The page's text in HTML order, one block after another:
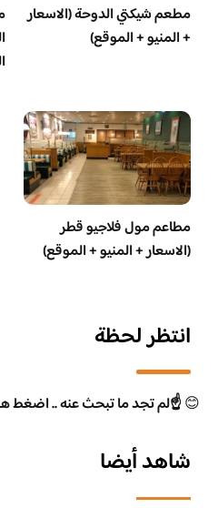
مطعم شيكتي الدوحة (الاسعار
+ المنيو + الموقع)
مطاعم مول فلاجيو قطر
(الاسعار + المنيو + الموقع)
انتظر لحظة
😊☝️لم تجد ما تبحث عنه .. اضغط
شاهد أيضا